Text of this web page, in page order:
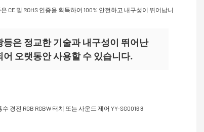
및 ROHS 인증을 획득하여 100% 안전하고 내구성이 뛰어납니
등은 정교한 기술과 내구성이 뛰어난
오랫동안 사용할 수 있습니다.